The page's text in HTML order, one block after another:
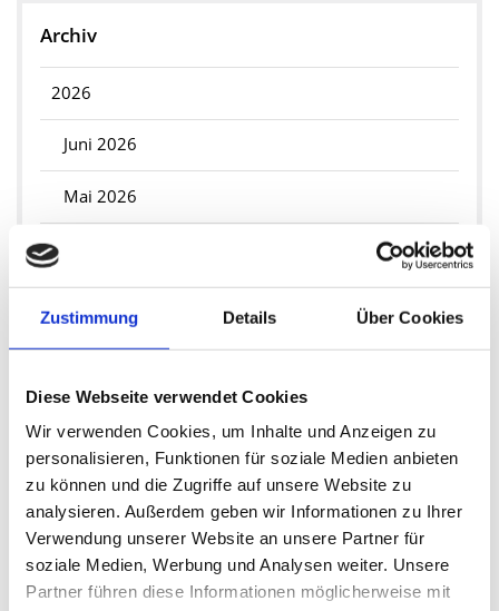
Zustimmung Details Über Cookies
Diese Webseite verwendet Cookies
Wir verwenden Cookies, um Inhalte und Anzeigen zu
personalisieren, Funktionen für soziale Medien anbieten
zu können und die Zugriffe auf unsere Website zu
analysieren. Außerdem geben wir Informationen zu Ihrer
Verwendung unserer Website an unsere Partner für
soziale Medien, Werbung und Analysen weiter. Unsere
Partner führen diese Informationen möglicherweise mit
Archiv
2026
Juni 2026
Mai 2026
Januar 2026
2025
Dezember 2025
November 2025
September 2025